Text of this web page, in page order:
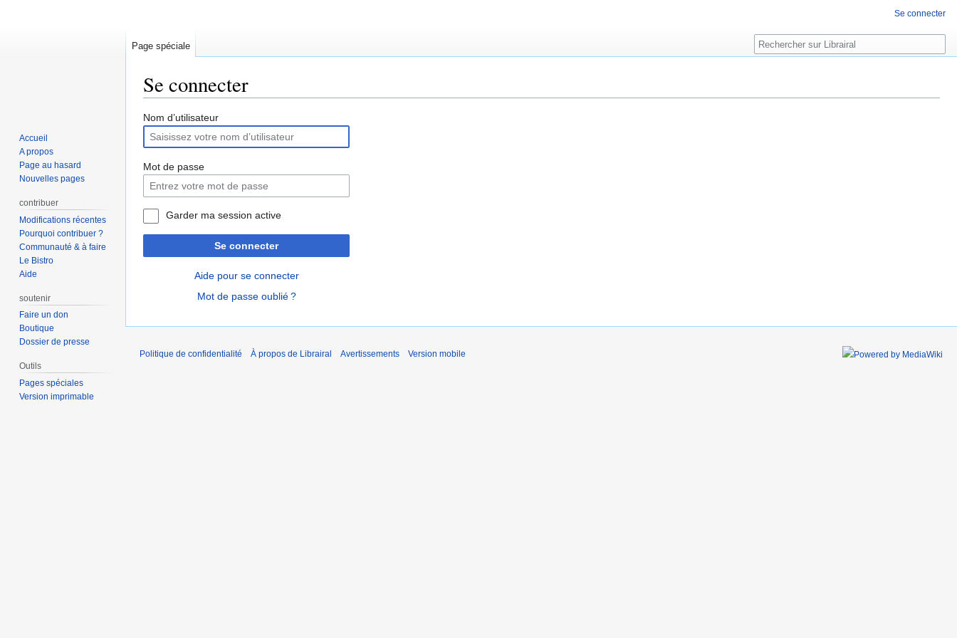
Se connecter
Aller
la
navigation
Aller
la
recherche
Nom d’utilisateur
Mot de passe
Garder ma session active
Se connecter
Aide pour se connecter
Mot de passe oublié ?
Se connecter
Page spéciale Rechercher
Accueil
A propos
Page au hasard
Nouvelles pages
contribuer
Modifications récentes
Pourquoi contribuer ?
Communauté & à faire
Le Bistro
Aide
soutenir
Faire un don
Boutique
Dossier de presse
Outils
Pages spéciales
Version imprimable
Politique de confidentialité À propos de Librairal Avertissements Version mobile